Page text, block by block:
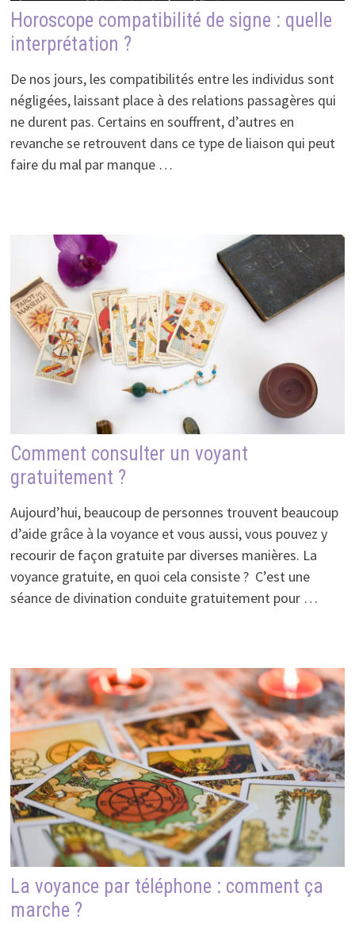
Horoscope compatibilité de signe : quelle
interprétation ?
De nos jours, les compatibilités entre les individus sont
négligées, laissant place à des relations passagères qui
ne durent pas. Certains en souffrent, d’autres en
revanche se retrouvent dans ce type de liaison qui peut
faire du mal par manque …
Comment consulter un voyant
gratuitement ?
Aujourd’hui, beaucoup de personnes trouvent beaucoup
d’aide grâce à la voyance et vous aussi, vous pouvez y
recourir de façon gratuite par diverses manières. La
voyance gratuite, en quoi cela consiste ? C’est une
séance de divination conduite gratuitement pour …
La voyance par téléphone : comment ça
marche ?